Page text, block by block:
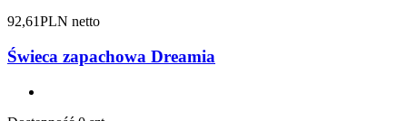
92,61PLN netto
Świeca zapachowa Dreamia